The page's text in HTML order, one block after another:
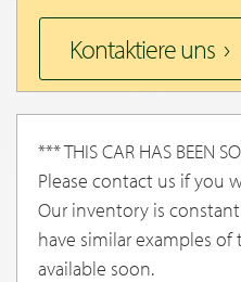
Kontaktiere uns
*** THIS CAR HAS BEEN
Please contact us if you
Our inventory is
have similar examples
available soon.